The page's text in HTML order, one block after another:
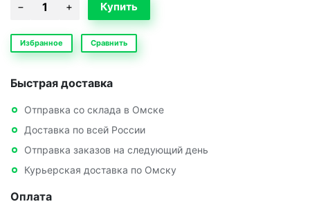
Избранное Сравнить
Быстрая доставка
Отправка со склада в Омске
Доставка по всей России
Отправка заказов на следующий день
Курьерская доставка по Омску
Оплата